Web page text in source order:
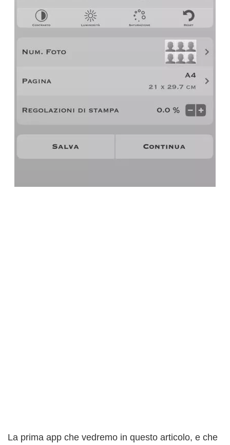
La prima app che vedremo in questo articolo, e che